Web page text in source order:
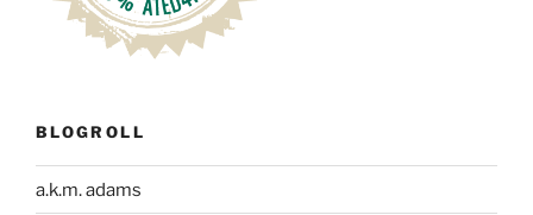
BLOGROLL
a.k.m. adams